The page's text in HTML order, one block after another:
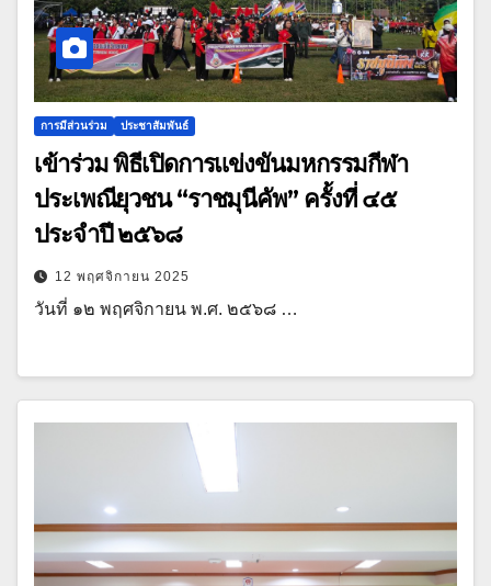
การมีส่วนร่วม ประชาสัมพันธ์
เข้าร่วม พิธีเปิดการแข่งขันมหกรรมกีฬา
ประเพณียุวชน “ราชมุนีคัพ” ครั้งที่ ๔๕
ประจำปี ๒๕๖๘
12 พฤศจิกายน 2025
วันที่ ๑๒ พฤศจิกายน พ.ศ. ๒๕๖๘ …